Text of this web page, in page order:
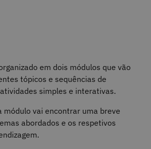
em dois módulos que vão
tópicos e sequências de
simples e interativas.
módulo vai encontrar uma breve
abordados e os respetivos